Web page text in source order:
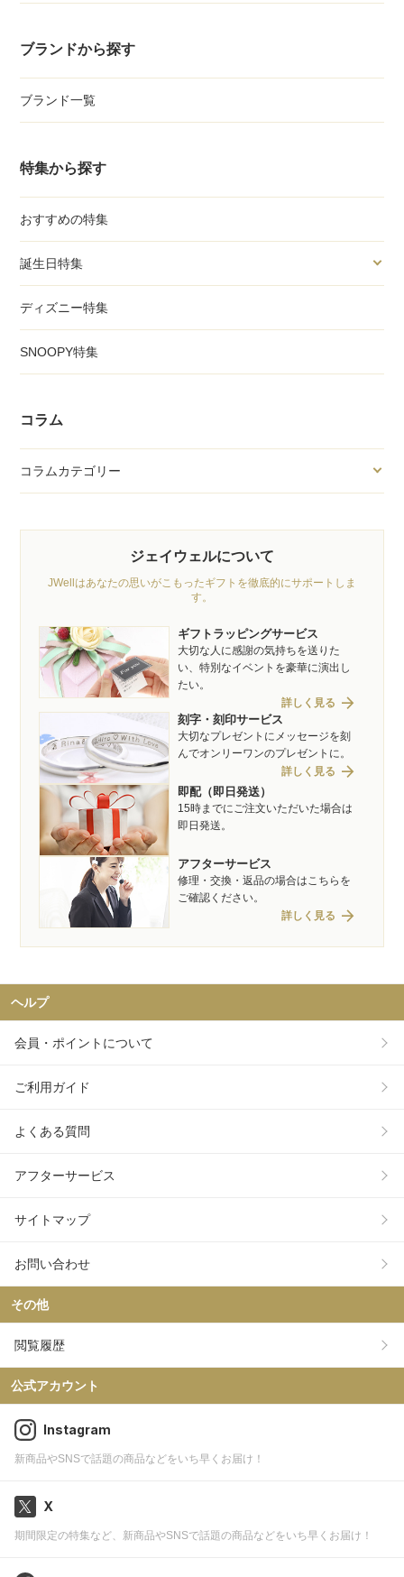
ブランドから探す
ブランド一覧
特集から探す
おすすめの特集
誕生日特集
ディズニー特集
SNOOPY特集
コラム
コラムカテゴリー
ジェイウェルについて
JWellはあなたの思いがこもったギフトを徹底的にサポートしま
す。
ギフトラッピングサービス
大切な人に感謝の気持ちを送りた
い、特別なイベントを豪華に演出し
たい。
詳しく見る arrow_forward
刻字・刻印サービス
大切なプレゼントにメッセージを刻
んでオンリーワンのプレゼントに。
詳しく見る arrow_forward
即配（即日発送）
15時までにご注文いただいた場合は
即日発送。
アフターサービス
修理・交換・返品の場合はこちらを
ご確認ください。
詳しく見る arrow_forward
ヘルプ
会員・ポイントについて
ご利用ガイド
よくある質問
アフターサービス
サイトマップ
お問い合わせ
その他
閲覧履歴
公式アカウント
Instagram
新商品やSNSで話題の商品などをいち早くお届け！
X
期間限定の特集など、新商品やSNSで話題の商品などをいち早くお届け！